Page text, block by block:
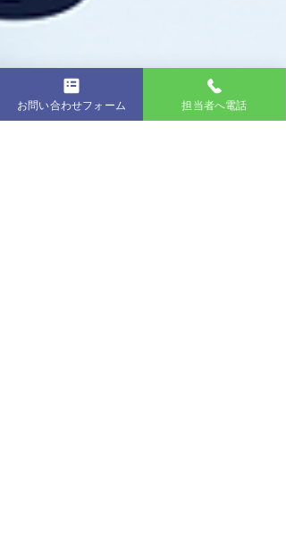
お問い合わせフォーム 担当者へ電話